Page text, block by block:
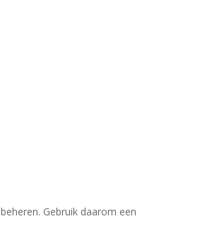
Gebruik daarom een